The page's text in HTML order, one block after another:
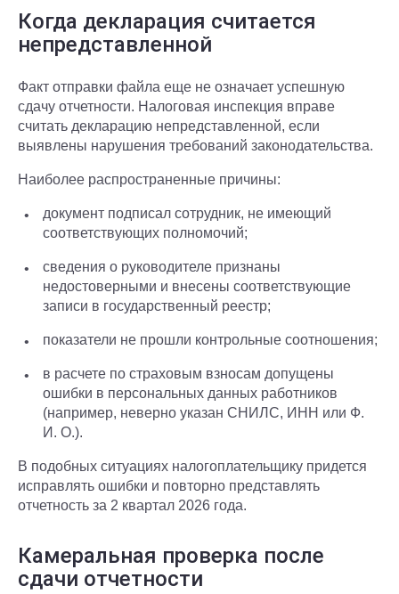
Когда декларация считается
непредставленной
Факт отправки файла еще не означает успешную
сдачу отчетности. Налоговая инспекция вправе
считать декларацию непредставленной, если
выявлены нарушения требований законодательства.
Наиболее распространенные причины:
документ подписал сотрудник, не имеющий
соответствующих полномочий;
сведения о руководителе признаны
недостоверными и внесены соответствующие
записи в государственный реестр;
показатели не прошли контрольные соотношения;
в расчете по страховым взносам допущены
ошибки в персональных данных работников
(например, неверно указан СНИЛС, ИНН или Ф.
И. О.).
В подобных ситуациях налогоплательщику придется
исправлять ошибки и повторно представлять
отчетность за 2 квартал 2026 года.
Камеральная проверка после
сдачи отчетности